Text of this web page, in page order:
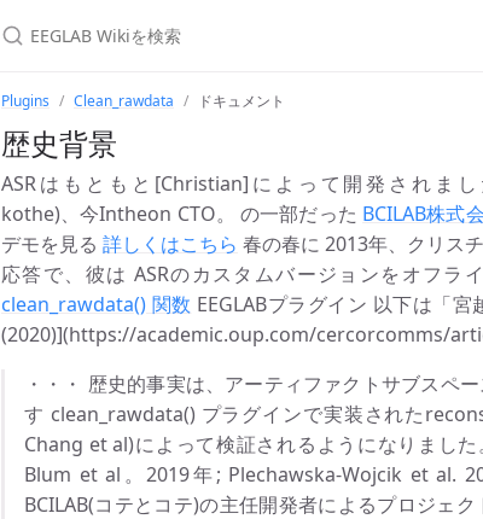
Plugins Clean_rawdata ドキュメント
歴史背景
ASRはもともと[Christian]によって開発されま
kothe)、今Intheon CTO。 の一部だった BCILAB株式
デモを見る 詳しくはこちら 春の春に 2013年、クリス
応答で、彼は ASRのカスタムバージョンをオフラ
clean_rawdata() 関数 EEGLABプラグイン 以下は「
(2020)](https://academic.oup.com/cercorcomms/
・・・ 歴史的事実は、アーティファクトサブスペ
す clean_rawdata() プラグインで実装された
Chang et al)によって検証されるようになりまし
Blum et al。2019年; Plechawska-Wojcik et al.
BCILAB(コテとコテ)の主任開発者によるプロジェ